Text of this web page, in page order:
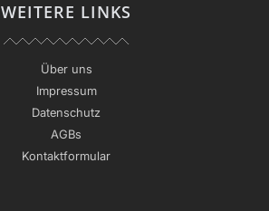
WEITERE LINKS
Über uns
Impressum
Datenschutz
AGBs
Kontaktformular